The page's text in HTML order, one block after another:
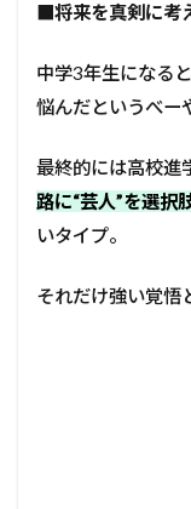
■将来を真剣に考
中学3年生になる
悩んだというべー
最終的には高校進
路に“芸人”を選択
いタイプ。
それだけ強い覚悟